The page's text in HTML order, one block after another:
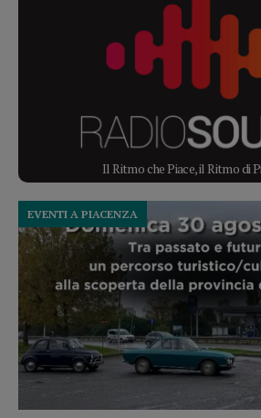
Il Ritmo che Piace, il Ritmo di
EVENTI A PIACENZA